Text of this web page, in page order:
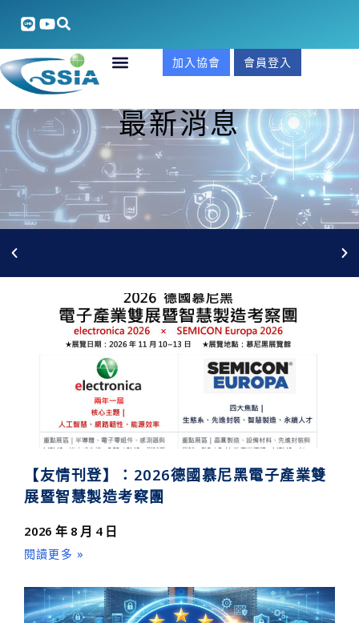
加入協會 會員登入
最新消息
2026國貿署展覽補助公告：11月法國國際安全博覽會
【友情刊登】：2026德國慕尼黑電子產業雙
展暨智慧製造考察團
2026 年 8 月 4 日
閱讀更多 »